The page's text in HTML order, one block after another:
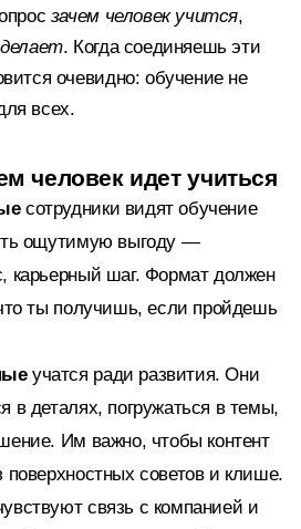
зачем человек учится,
. Когда соединяешь эти
очевидно: обучение не
всех.
человек идет учиться
сотрудники видят обучение
ощутимую выгоду —
карьерный шаг. Формат должен
ты получишь, если пройдешь
учатся ради развития. Они
в деталях, погружаться в темы,
Им важно, чтобы контент
советов и клише.
связь с компанией и